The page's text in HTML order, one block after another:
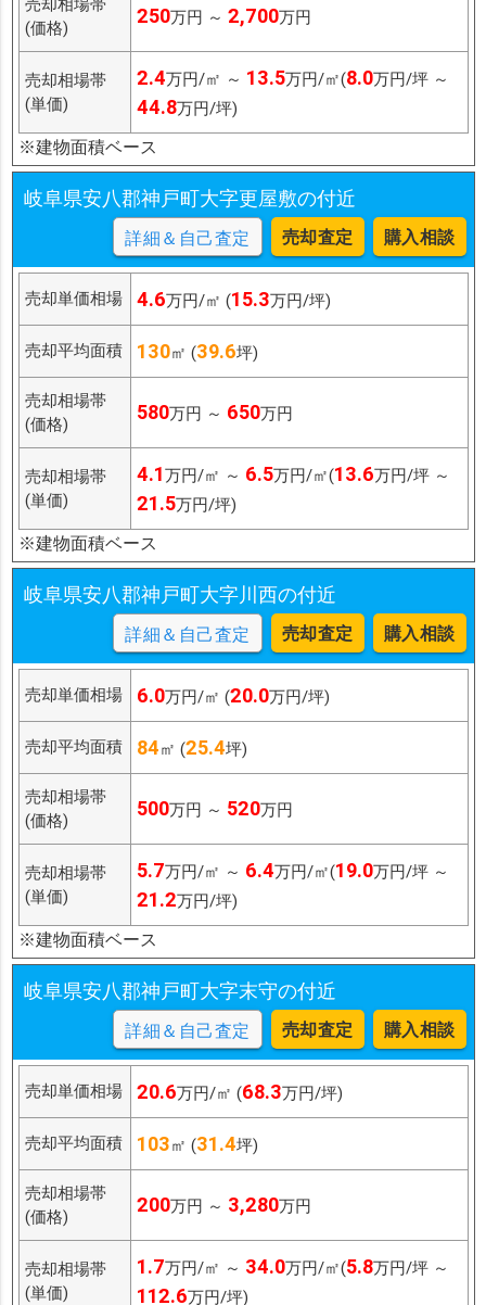
売却相場帯
(価格)
250万円 ～ 2,700万円
売却相場帯
(単価)
2.4万円/㎡ ～ 13.5万円/㎡(8.0万円/坪 ～
44.8万円/坪)
※建物面積ベース
岐阜県安八郡神戸町大字更屋敷の付近
詳細＆自己査定 売却査定 購入相談
売却単価相場 4.6万円/㎡ (15.3万円/坪)
売却平均面積 130㎡ (39.6坪)
売却相場帯
(価格)
580万円 ～ 650万円
売却相場帯
(単価)
4.1万円/㎡ ～ 6.5万円/㎡(13.6万円/坪 ～
21.5万円/坪)
※建物面積ベース
岐阜県安八郡神戸町大字川西の付近
詳細＆自己査定 売却査定 購入相談
売却単価相場 6.0万円/㎡ (20.0万円/坪)
売却平均面積 84㎡ (25.4坪)
売却相場帯
(価格)
500万円 ～ 520万円
売却相場帯
(単価)
5.7万円/㎡ ～ 6.4万円/㎡(19.0万円/坪 ～
21.2万円/坪)
※建物面積ベース
岐阜県安八郡神戸町大字末守の付近
詳細＆自己査定 売却査定 購入相談
売却単価相場 20.6万円/㎡ (68.3万円/坪)
売却平均面積 103㎡ (31.4坪)
売却相場帯
(価格)
200万円 ～ 3,280万円
売却相場帯
(単価)
1.7万円/㎡ ～ 34.0万円/㎡(5.8万円/坪 ～
112.6万円/坪)